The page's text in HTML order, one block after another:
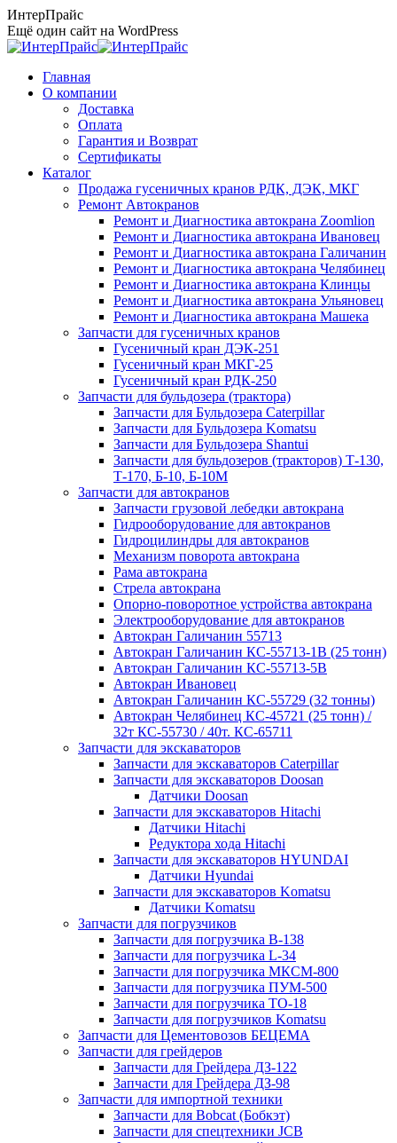
Перейти
к
содержанию
ИнтерПрайс
Ещё один сайт на WordPress
Главная
О компании
Доставка
Оплата
Гарантия и Возврат
Сертификаты
Каталог
Продажа гусеничных кранов РДК, ДЭК, МКГ
Ремонт Автокранов
Ремонт и Диагностика автокрана Zoomlion
Ремонт и Диагностика автокрана Ивановец
Ремонт и Диагностика автокрана Галичанин
Ремонт и Диагностика автокрана Челябинец
Ремонт и Диагностика автокрана Клинцы
Ремонт и Диагностика автокрана Ульяновец
Ремонт и Диагностика автокрана Машека
Запчасти для гусеничных кранов
Гусеничный кран ДЭК-251
Гусеничный кран МКГ-25
Гусеничный кран РДК-250
Запчасти для бульдозера (трактора)
Запчасти для Бульдозера Caterpillar
Запчасти для Бульдозера Komatsu
Запчасти для Бульдозера Shantui
Запчасти для бульдозеров (тракторов) Т-130,
Т-170, Б-10, Б-10М
Запчасти для автокранов
Запчасти грузовой лебедки автокрана
Гидрооборудование для автокранов
Гидроцилиндры для автокранов
Механизм поворота автокрана
Рама автокрана
Стрела автокрана
Опорно-поворотное устройства автокрана
Электрооборудование для автокранов
Автокран Галичанин 55713
Автокран Галичанин КС-55713-1В (25 тонн)
Автокран Галичанин КС-55713-5В
Автокран Ивановец
Автокран Галичанин КС-55729 (32 тонны)
Автокран Челябинец КС-45721 (25 тонн) /
32т КС-55730 / 40т. КС-65711
Запчасти для экскаваторов
Запчасти для экскаваторов Caterpillar
Запчасти для экскаваторов Doosan
Датчики Doosan
Запчасти для экскаваторов Hitachi
Датчики Hitachi
Редуктора хода Hitachi
Запчасти для экскаваторов HYUNDAI
Датчики Hyundai
Запчасти для экскаваторов Komatsu
Датчики Komatsu
Запчасти для погрузчиков
Запчасти для погрузчика B-138
Запчасти для погрузчика L-34
Запчасти для погрузчика МКСМ-800
Запчасти для погрузчика ПУМ-500
Запчасти для погрузчика ТО-18
Запчасти для погрузчиков Komatsu
Запчасти для Цементовозов БЕЦЕМА
Запчасти для грейдеров
Запчасти для Грейдера ДЗ-122
Запчасти для Грейдера ДЗ-98
Запчасти для импортной техники
Запчасти для Bobcat (Бобкэт)
Запчасти для спецтехники JCB